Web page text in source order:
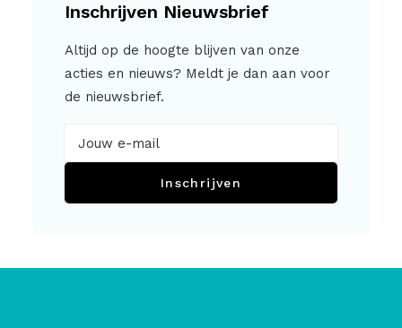
Inschrijven Nieuwsbrief
Altijd op de hoogte blijven van onze
acties en nieuws? Meldt je dan aan voor
de nieuwsbrief.
Inschrijven